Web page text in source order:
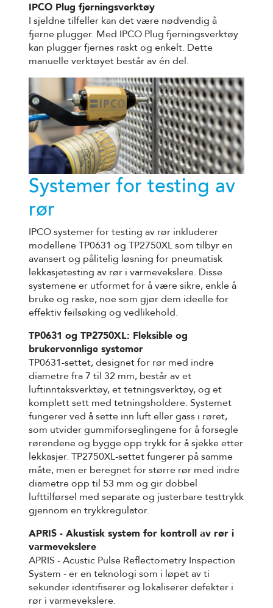
IPCO Plug fjerningsverktøy
I sjeldne tilfeller kan det være nødvendig å
fjerne plugger. Med IPCO Plug fjerningsverktøy
kan plugger fjernes raskt og enkelt. Dette
manuelle verktøyet består av én del.
Systemer for testing av
rør
IPCO systemer for testing av rør inkluderer
modellene TP0631 og TP2750XL som tilbyr en
avansert og pålitelig løsning for pneumatisk
lekkasjetesting av rør i varmevekslere. Disse
systemene er utformet for å være sikre, enkle å
bruke og raske, noe som gjør dem ideelle for
effektiv feilsøking og vedlikehold.
TP0631 og TP2750XL: Fleksible og
brukervennlige systemer
TP0631-settet, designet for rør med indre
diametre fra 7 til 32 mm, består av et
luftinntaksverktøy, et tetningsverktøy, og et
komplett sett med tetningsholdere. Systemet
fungerer ved å sette inn luft eller gass i røret,
som utvider gummiforseglingene for å forsegle
rørendene og bygge opp trykk for å sjekke etter
lekkasjer. TP2750XL-settet fungerer på samme
måte, men er beregnet for større rør med indre
diametre opp til 53 mm og gir dobbel
lufttilførsel med separate og justerbare testtrykk
gjennom en trykkregulator.
APRIS - Akustisk system for kontroll av rør i
varmevekslere
APRIS - Acustic Pulse Reflectometry Inspection
System - er en teknologi som i løpet av ti
sekunder identifiserer og lokaliserer defekter i
rør i varmevekslere.